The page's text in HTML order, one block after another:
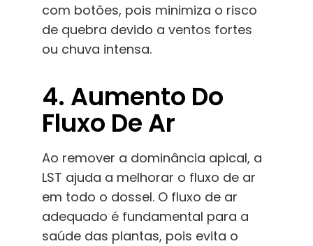
com botões, pois minimiza o risco
de quebra devido a ventos fortes
ou chuva intensa.
4. Aumento Do
Fluxo De Ar
Ao remover a dominância apical, a
LST ajuda a melhorar o fluxo de ar
em todo o dossel. O fluxo de ar
adequado é fundamental para a
saúde das plantas, pois evita o